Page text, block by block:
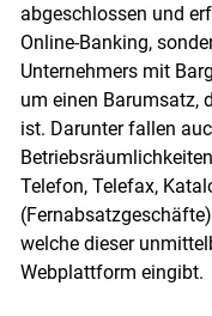
abgeschlossen und
Online-Banking,
Unternehmers mit
um einen Barumsatz,
ist. Darunter fallen
Telefon, Telefax,
welche dieser
Webplattform eingibt.